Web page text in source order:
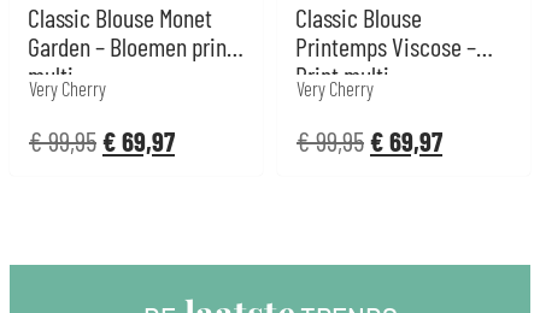
Classic Blouse Monet
Garden – Bloemen print
multi
Very Cherry
€99,95€69,97
Classic Blouse
Printemps Viscose –
Print multi
Very Cherry
€99,95€69,97